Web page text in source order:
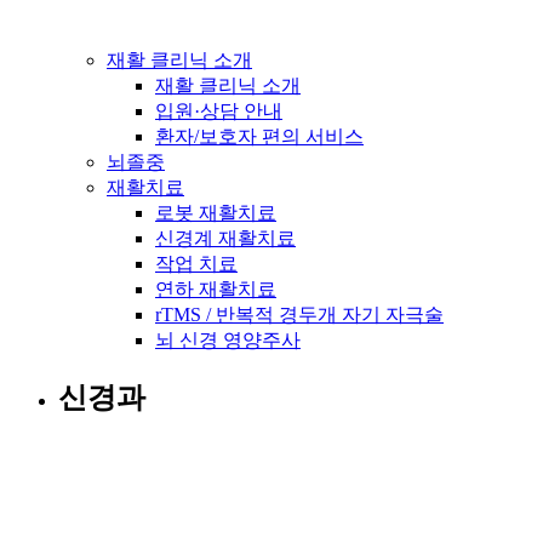
재활 클리닉 소개
재활 클리닉 소개
입원·상담 안내
환자/보호자 편의 서비스
뇌졸중
재활치료
로봇 재활치료
신경계 재활치료
작업 치료
연하 재활치료
rTMS / 반복적 경두개 자기 자극술
뇌 신경 영양주사
신경과